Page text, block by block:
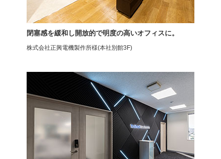
ミーティングチェア
プレソナ
ミーティングチェア
プレソナ
閉塞感を緩和し開放的で明度の高いオフィスに。
株式会社正興電機製作所様(本社別館3F)